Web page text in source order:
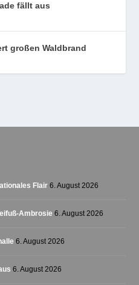
fällt aus
großen Waldbrand
Flair 6. August 2026
Ambrosie 6. August 2026
6. August 2026
6. August 2026